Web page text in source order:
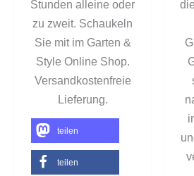
Stunden alleine oder
zu zweit. Schaukeln
Sie mit im Garten &
Style Online Shop.
Versandkostenfreie
Lieferung.
teilen
teilen